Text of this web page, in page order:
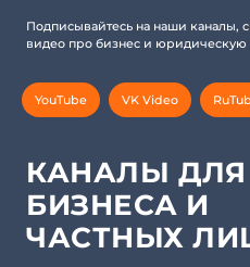
Подписывайтесь на наши каналы,
видео про бизнес и юридическую
YouTube VK Video
КАНАЛЫ ДЛЯ
БИЗНЕСА И
ЧАСТНЫХ